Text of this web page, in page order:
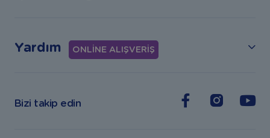
Yardım ONLİNE ALIŞVERİŞ
Bizi takip edin